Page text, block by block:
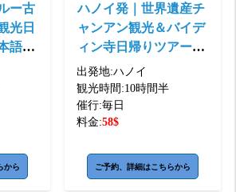
ー古
光日
語ガ
・昼
から
ハノイ発｜世界遺産チ
ャンアン観光＆バイデ
ィン寺日帰りツアー＜
日本語ガイド・ホテル
送迎付き＞
出発地:ハノイ
観光時間:10時間半
催行:毎日
料金:58$
ご予約、詳細はこちらから